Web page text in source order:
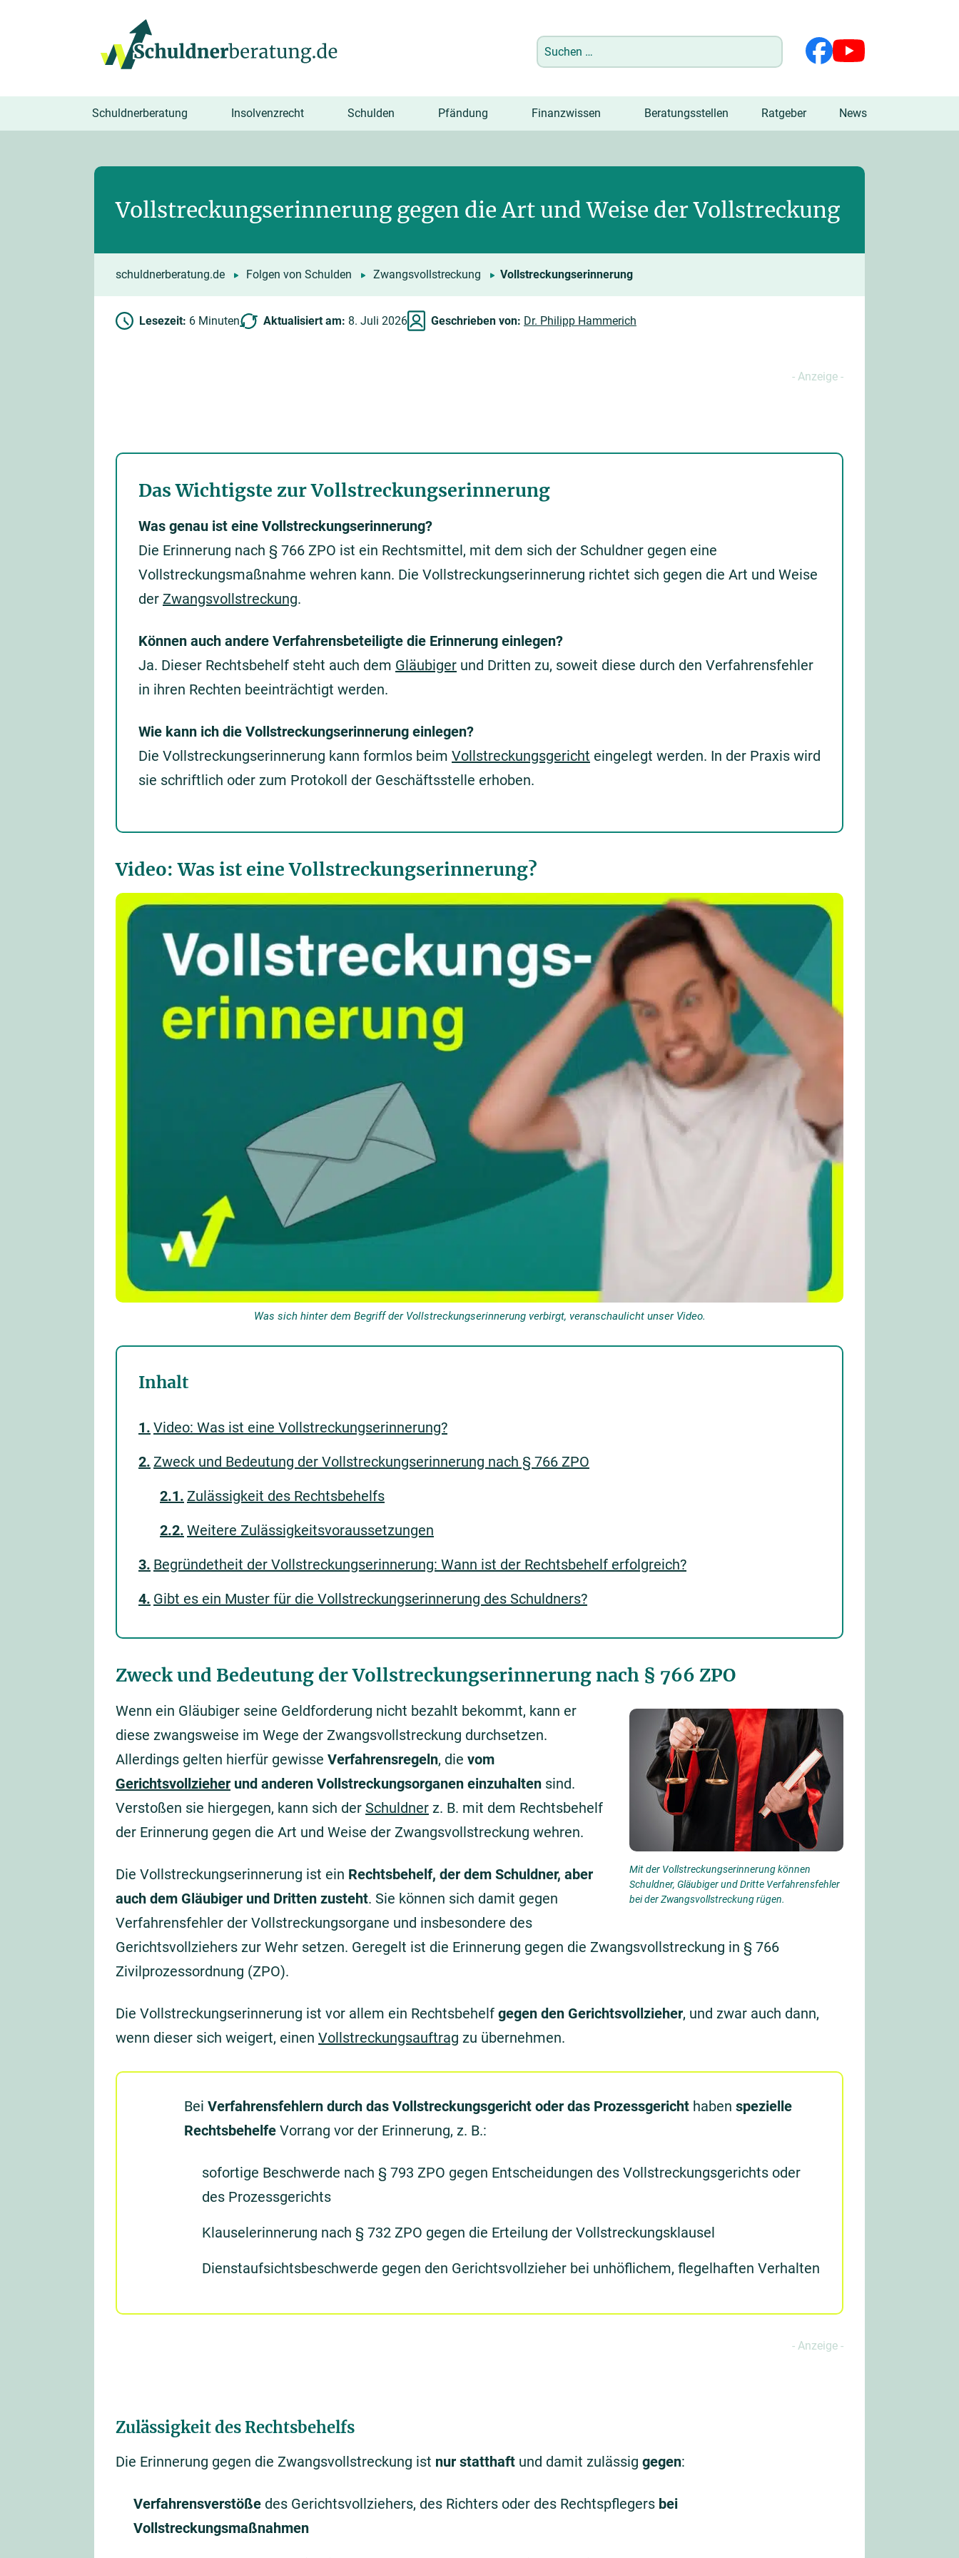
Suchen
nach:
Schuldnerberatung Insolvenzrecht Schulden Pfändung Finanzwissen Beratungsstellen Ratgeber News
Vollstreckungserinnerung gegen die Art und Weise der Vollstreckung
schuldnerberatung.de Folgen von Schulden Zwangsvollstreckung Vollstreckungserinnerung
Lesezeit: 6 Minuten Aktualisiert am: 8. Juli 2026 Geschrieben von: Dr. Philipp Hammerich
Das Wichtigste zur Vollstreckungserinnerung
Was genau ist eine Vollstreckungserinnerung?
Die Erinnerung nach § 766 ZPO ist ein Rechtsmittel, mit dem sich der Schuldner gegen eine
Vollstreckungsmaßnahme wehren kann. Die Vollstreckungserinnerung richtet sich gegen die Art und Weise
der Zwangsvollstreckung.
Können auch andere Verfahrensbeteiligte die Erinnerung einlegen?
Ja. Dieser Rechtsbehelf steht auch dem Gläubiger und Dritten zu, soweit diese durch den Verfahrensfehler
in ihren Rechten beeinträchtigt werden.
Wie kann ich die Vollstreckungserinnerung einlegen?
Die Vollstreckungserinnerung kann formlos beim Vollstreckungsgericht eingelegt werden. In der Praxis wird
sie schriftlich oder zum Protokoll der Geschäftsstelle erhoben.
Video: Was ist eine Vollstreckungserinnerung?
Was sich hinter dem Begriff der Vollstreckungserinnerung verbirgt, veranschaulicht unser Video.
Inhalt
Video: Was ist eine Vollstreckungserinnerung?
Zweck und Bedeutung der Vollstreckungserinnerung nach § 766 ZPO
Zulässigkeit des Rechtsbehelfs
Weitere Zulässigkeitsvoraussetzungen
Begründetheit der Vollstreckungserinnerung: Wann ist der Rechtsbehelf erfolgreich?
Gibt es ein Muster für die Vollstreckungserinnerung des Schuldners?
Zweck und Bedeutung der Vollstreckungserinnerung nach § 766 ZPO
Mit der Vollstreckungserinnerung können
Schuldner, Gläubiger und Dritte Verfahrensfehler
bei der Zwangsvollstreckung rügen.
Wenn ein Gläubiger seine Geldforderung nicht bezahlt bekommt, kann er
diese zwangsweise im Wege der Zwangsvollstreckung durchsetzen.
Allerdings gelten hierfür gewisse Verfahrensregeln, die vom
Gerichtsvollzieher und anderen Vollstreckungsorganen einzuhalten sind.
Verstoßen sie hiergegen, kann sich der Schuldner z. B. mit dem Rechtsbehelf
der Erinnerung gegen die Art und Weise der Zwangsvollstreckung wehren.
Die Vollstreckungserinnerung ist ein Rechtsbehelf, der dem Schuldner, aber
auch dem Gläubiger und Dritten zusteht. Sie können sich damit gegen
Verfahrensfehler der Vollstreckungsorgane und insbesondere des
Gerichtsvollziehers zur Wehr setzen. Geregelt ist die Erinnerung gegen die Zwangsvollstreckung in § 766
Zivilprozessordnung (ZPO).
Die Vollstreckungserinnerung ist vor allem ein Rechtsbehelf gegen den Gerichtsvollzieher, und zwar auch dann,
wenn dieser sich weigert, einen Vollstreckungsauftrag zu übernehmen.
Bei Verfahrensfehlern durch das Vollstreckungsgericht oder das Prozessgericht haben spezielle
Rechtsbehelfe Vorrang vor der Erinnerung, z. B.:
sofortige Beschwerde nach § 793 ZPO gegen Entscheidungen des Vollstreckungsgerichts oder
des Prozessgerichts
Klauselerinnerung nach § 732 ZPO gegen die Erteilung der Vollstreckungsklausel
Dienstaufsichtsbeschwerde gegen den Gerichtsvollzieher bei unhöflichem, flegelhaften Verhalten
Zulässigkeit des Rechtsbehelfs
Die Erinnerung gegen die Zwangsvollstreckung ist nur statthaft und damit zulässig gegen:
Verfahrensverstöße des Gerichtsvollziehers, des Richters oder des Rechtspflegers bei
Vollstreckungsmaßnahmen